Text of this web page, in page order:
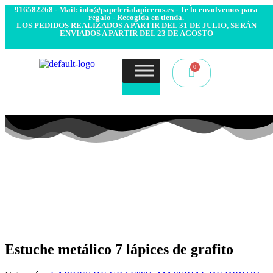
916582268 - Mail: info@papelerialapiceros.es - Te lo envolvemos para
regalo - Recogida en tienda.
LOS PEDIDOS REALIZADOS A PARTIR DEL 31 DE JULIO, SERÁN
ENVIADOS A PARTIR DEL 23 DE AGOSTO
Estuche metálico 7 lápices de grafito